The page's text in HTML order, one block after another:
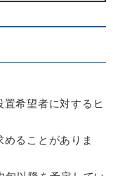
希望者に対するヒ
ることがありま